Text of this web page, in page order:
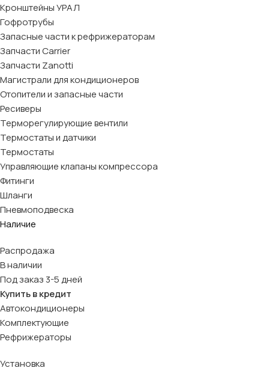
Кронштейны УРАЛ
Гофротрубы
Запасные части к рефрижераторам
Запчасти Carrier
Запчасти Zanotti
Магистрали для кондиционеров
Отопители и запасные части
Ресиверы
Терморегулирующие вентили
Термостаты и датчики
Термостаты
Управляющие клапаны компрессора
Фитинги
Шланги
Пневмоподвеска
Наличие
Распродажа
В наличии
Под заказ 3-5 дней
Купить в кредит
Автокондиционеры
Комплектующие
Рефрижераторы
Установка